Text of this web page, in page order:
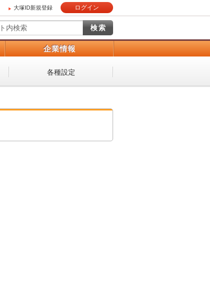
大塚ID新規登録 ログイン
企業情報
各種設定